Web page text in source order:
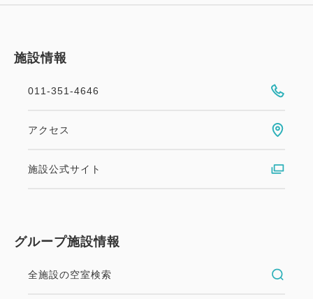
施設情報
011-351-4646
アクセス
施設公式サイト
グループ施設情報
全施設の空室検索